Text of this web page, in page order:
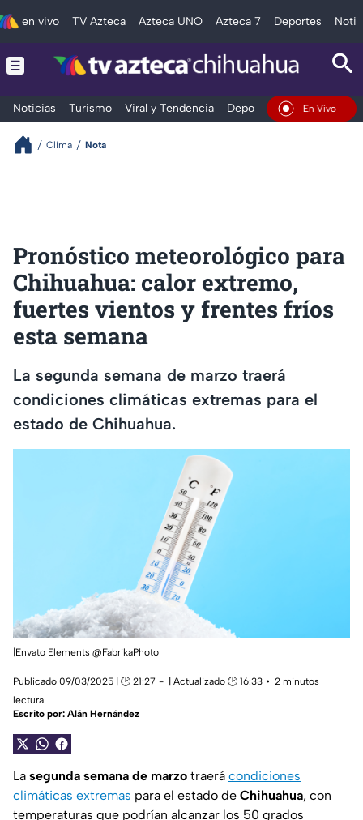
en vivo TV Azteca Azteca UNO Azteca 7 Deportes
Noticias Turismo Viral y Tendencia Deportes Espectáculos
En Vivo
Clima Nota
Pronóstico meteorológico para
Chihuahua: calor extremo,
fuertes vientos y frentes fríos
esta semana
La segunda semana de marzo traerá
condiciones climáticas extremas para el
estado de Chihuahua.
|Envato Elements @FabrikaPhoto
Publicado 09/03/2025 | 🕑 21:27 | Actualizado 🕑 16:33
2 minutos
lectura
Escrito por: Alán Hernández
La segunda semana de marzo traerá condiciones
climáticas extremas para el estado de Chihuahua, con
temperaturas que podrían alcanzar los 50 grados